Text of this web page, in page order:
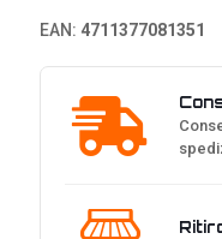
EAN: 4711377081351